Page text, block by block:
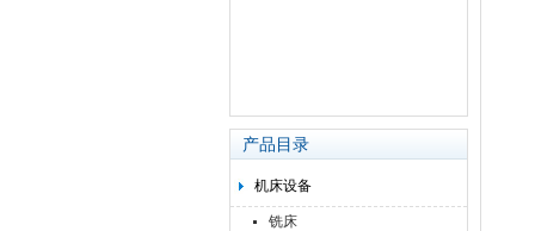
产品目录
机床设备
铣床